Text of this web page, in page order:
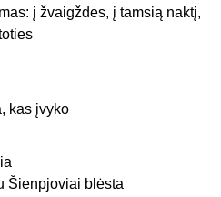
į žvaigždes, į tamsią naktį,
kas įvyko
Šienpjoviai blėsta